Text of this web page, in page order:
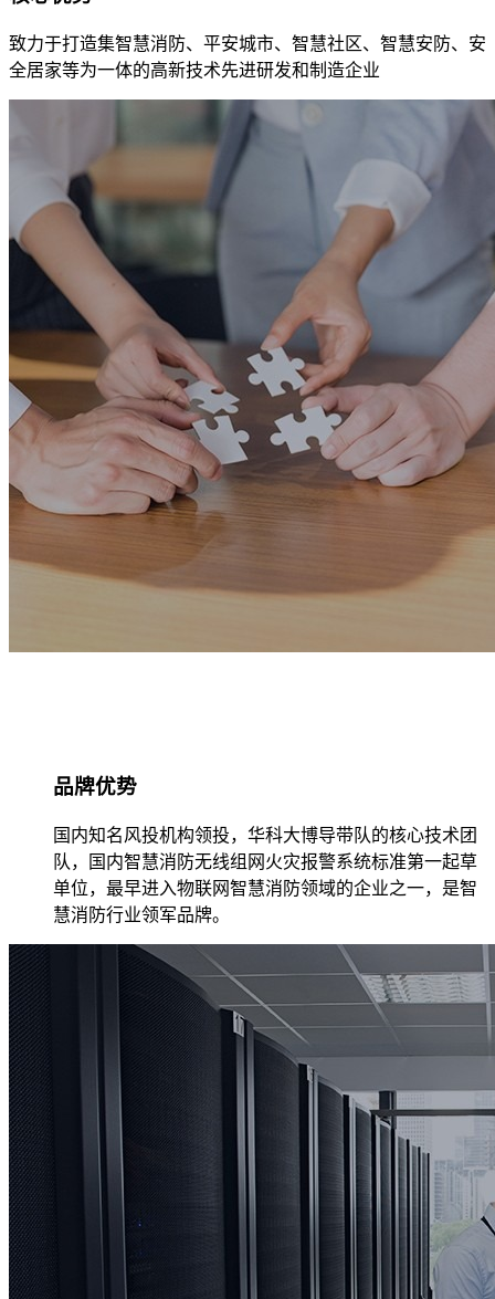
致力于打造集智慧消防、平安城市、智慧社区、智慧安防、安
全居家等为一体的高新技术先进研发和制造企业
品牌优势
国内知名风投机构领投，华科大博导带队的核心技术团
队，国内智慧消防无线组网火灾报警系统标准第一起草
单位，最早进入物联网智慧消防领域的企业之一，是智
慧消防行业领军品牌。